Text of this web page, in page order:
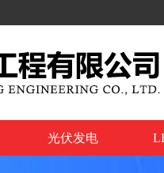
光伏发电